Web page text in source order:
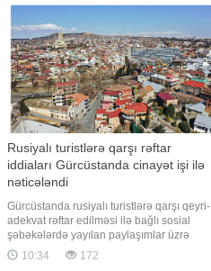
Rusiyalı turistlərə qarşı rəftar
iddiaları Gürcüstanda cinayət işi ilə
nəticələndi
Gürcüstanda rusiyalı turistlərə qarşı qeyri-
adekvat rəftar edilməsi ilə bağlı sosial
şəbəkələrdə yayılan paylaşımlar üzrə
cinayət işi açılıb. xəbər verir ki, bu barədə
RİA Novosti Gürcüstanın Dövlət
10:34 172